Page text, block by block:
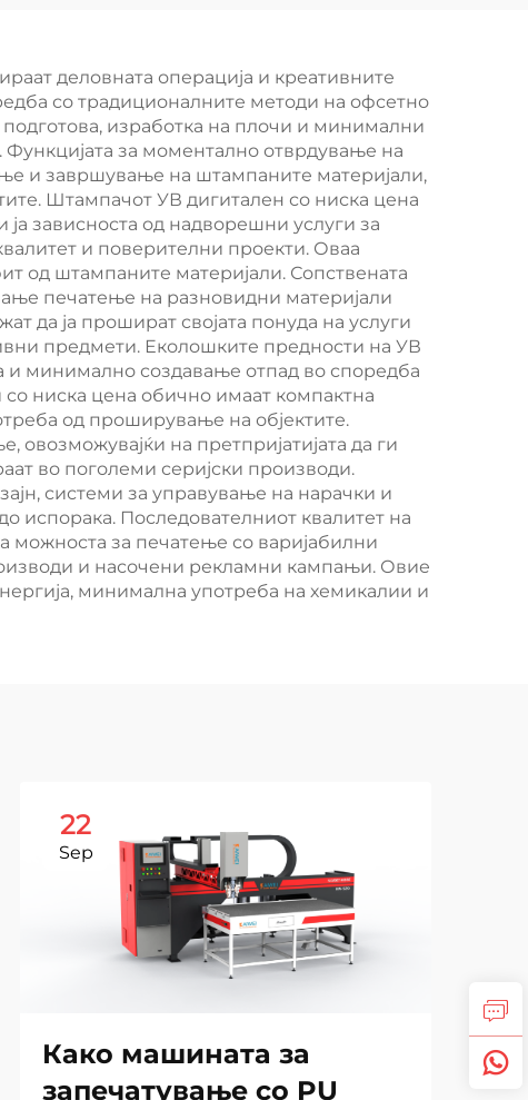
Rittal
новоенергетска
машина за пенски
пломби, машина за
пенски пломби на
автопartiи / робот
деловната операција и креативните
со традиционалните методи на офсетно
изработка на плочи и минимални
за моментално отврдување на
и завршување на штампаните материјали,
Штампачот УВ дигитален со ниска цена
зависноста од надворешни услуги за
и поверителни проекти. Оваа
од штампаните материјали. Сопствената
печатење на разновидни материјали
да ја прошират својата понуда на услуги
предмети. Еколошките предности на УВ
и минимално создавање отпад во споредба
ниска цена обично имаат компактна
од проширување на објектите.
на претпријатијата да ги
во поголеми серијски производи.
системи за управување на нарачки и
испорака. Последователниот квалитет на
можноста за печатење со варијабилни
и насочени рекламни кампањи. Овие
минимална употреба на хемикалии и
22
Sep
Како машината за
запечатување со PU